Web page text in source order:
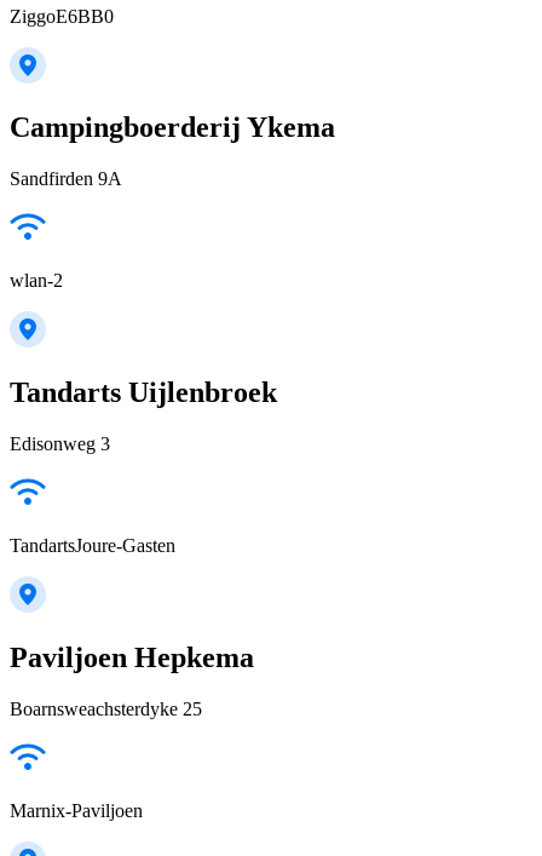
ZiggoE6BB0
Campingboerderij Ykema
Sandfirden 9A
wlan-2
Tandarts Uijlenbroek
Edisonweg 3
TandartsJoure-Gasten
Paviljoen Hepkema
Boarnsweachsterdyke 25
Marnix-Paviljoen